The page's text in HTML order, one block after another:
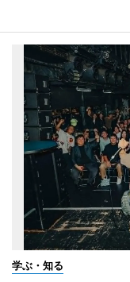
学ぶ・知る